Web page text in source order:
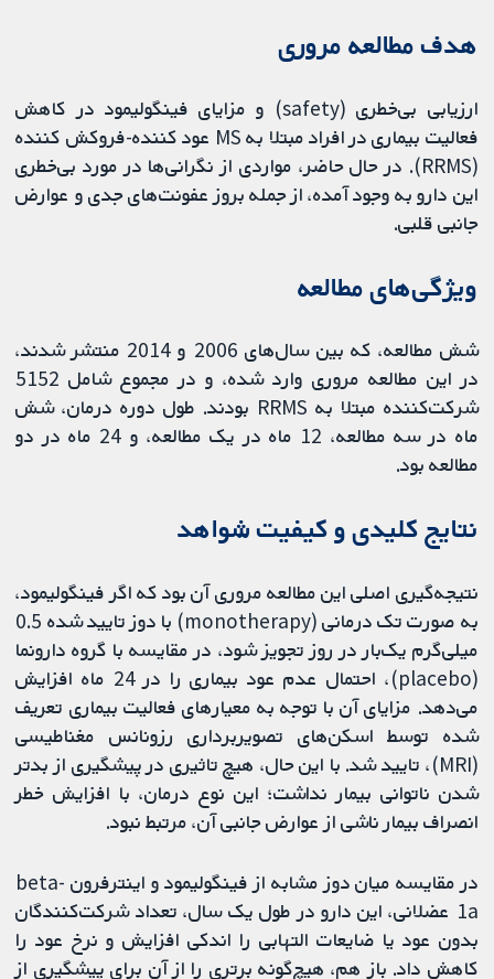
هدف مطالعه مروری
ارزیابی بی‌خطری (safety) و مزایای فینگولیمود در کاهش
فعالیت بیماری در افراد مبتلا به MS عود کننده-فروکش کننده
(RRMS). در حال حاضر، مواردی از نگرانی‌ها در مورد بی‌خطری
این دارو به‌ وجود آمده، از جمله بروز عفونت‌های جدی و عوارض
جانبی قلبی.
ویژگی‌های مطالعه
شش مطالعه، که بین سال‌های 2006 و 2014 منتشر شدند،
در این مطالعه مروری وارد شده، و در مجموع شامل 5152
شرکت‌کننده مبتلا به RRMS بودند. طول دوره درمان، شش
ماه در سه مطالعه، 12 ماه در یک مطالعه، و 24 ماه در دو
مطالعه بود.
نتایج کلیدی و کیفیت شواهد
نتیجه‌گیری اصلی این مطالعه مروری آن بود که اگر فینگولیمود،
به صورت تک درمانی (monotherapy) با دوز تایید شده 0.5
میلی‌گرم یک‌بار در روز تجویز شود، در مقایسه با گروه دارونما
(placebo)، احتمال عدم عود بیماری را در 24 ماه افزایش
می‌دهد. مزایای آن با توجه به معیارهای فعالیت بیماری تعریف
شده توسط اسکن‌های تصویربرداری رزونانس مغناطیسی
(MRI)، تایید شد. با این حال، هیچ تاثیری در پیشگیری از بدتر
شدن ناتوانی بیمار نداشت؛ این نوع درمان، با افزایش خطر
انصراف بیمار ناشی از عوارض جانبی آن، مرتبط نبود.
در مقایسه میان دوز مشابه از فینگولیمود و اینترفرون beta-
1a عضلانی، این دارو در طول یک سال، تعداد شرکت‌کنندگان
بدون عود یا ضایعات التهابی را اندکی افزایش و نرخ عود را
کاهش داد. باز هم، هیچ‌گونه برتری را از آن برای پیشگیری از